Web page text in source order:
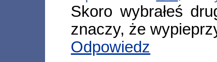
Skoro wybrałeś
znaczy, że
Odpowiedz